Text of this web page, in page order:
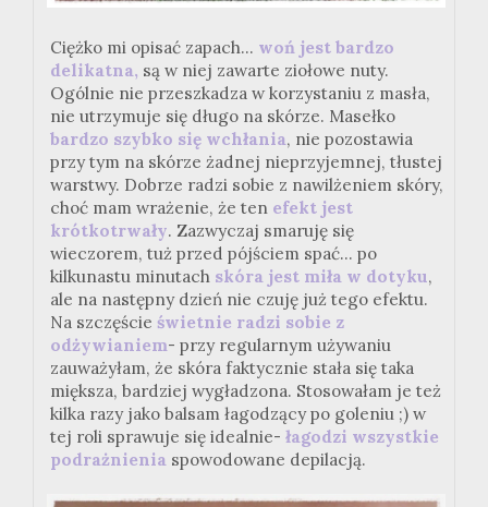
Ciężko mi opisać zapach... woń jest bardzo
delikatna, są w niej zawarte ziołowe nuty.
Ogólnie nie przeszkadza w korzystaniu z masła,
nie utrzymuje się długo na skórze. Masełko
bardzo szybko się wchłania, nie pozostawia
przy tym na skórze żadnej nieprzyjemnej, tłustej
warstwy. Dobrze radzi sobie z nawilżeniem skóry,
choć mam wrażenie, że ten efekt jest
krótkotrwały. Zazwyczaj smaruję się
wieczorem, tuż przed pójściem spać... po
kilkunastu minutach skóra jest miła w dotyku,
ale na następny dzień nie czuję już tego efektu.
Na szczęście świetnie radzi sobie z
odżywianiem- przy regularnym używaniu
zauważyłam, że skóra faktycznie stała się taka
miększa, bardziej wygładzona. Stosowałam je też
kilka razy jako balsam łagodzący po goleniu ;) w
tej roli sprawuje się idealnie- łagodzi wszystkie
podrażnienia spowodowane depilacją.